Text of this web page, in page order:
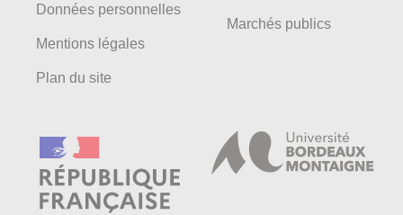
Données personnelles
Mentions légales
Plan du site
Marchés publics